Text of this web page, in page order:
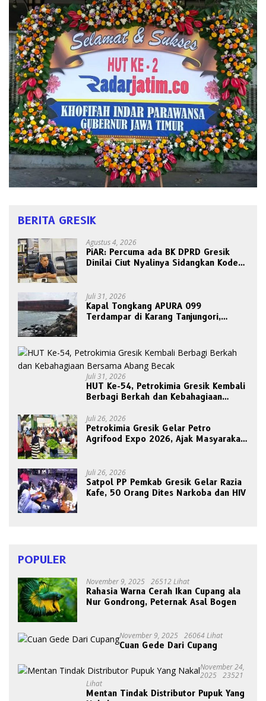
BERITA GRESIK
Agustus 4, 2026
PiAR: Percuma ada BK DPRD Gresik
Dinilai Ciut Nyalinya Sidangkan Kode
Juli 31, 2026
Kapal Tongkang APURA 099
Terdampar di Karang Tanjungori,
Juli 31, 2026
HUT Ke-54, Petrokimia Gresik Kembali
Berbagi Berkah dan Kebahagiaan
Juli 26, 2026
Petrokimia Gresik Gelar Petro
Agrifood Expo 2026, Ajak Masyarakat
Juli 26, 2026
Satpol PP Pemkab Gresik Gelar Razia
Kafe, 50 Orang Dites Narkoba dan HIV
POPULER
November 9, 2025 26512 Lihat
Rahasia Warna Cerah Ikan Cupang ala
Nur Gondrong, Peternak Asal Bogen
November 9, 2025 26064 Lihat
Cuan Gede Dari Cupang
November 24,
2025 23521
Lihat
Mentan Tindak Distributor Pupuk Yang